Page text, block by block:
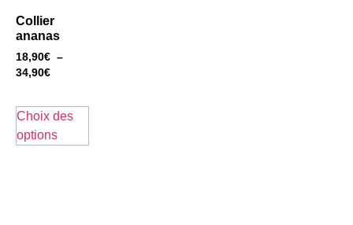
Collier
ananas
18,90€ –
34,90€
Choix des
options